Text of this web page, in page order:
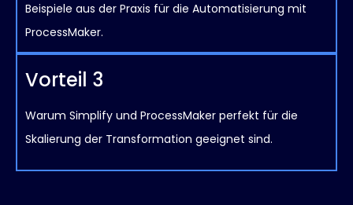
Beispiele aus der Praxis für die Automatisierung mit
ProcessMaker.
Vorteil 3
Warum Simplify und ProcessMaker perfekt für die
Skalierung der Transformation geeignet sind.